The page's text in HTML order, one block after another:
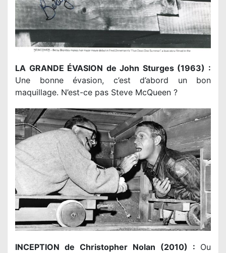
LA GRANDE ÉVASION de John Sturges (1963) :
Une bonne évasion, c’est d’abord un bon
maquillage. N’est-ce pas Steve McQueen ?
INCEPTION de Christopher Nolan (2010) : Ou